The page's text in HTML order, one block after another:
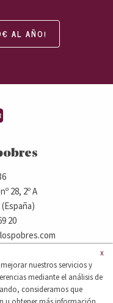
AL AÑO!
28, 2º A
20
de responsabilidad
x
nuestros servicios y
mediante el análisis de
consideramos que